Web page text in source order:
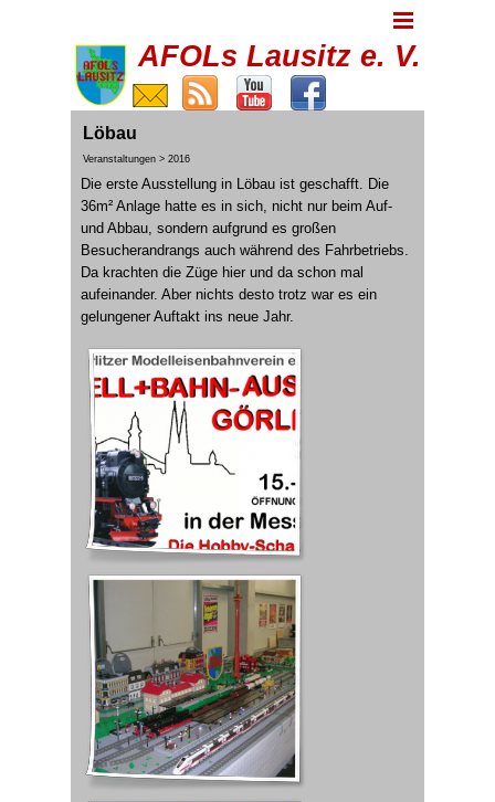
AFOLs Lausitz e. V.
Löbau
Veranstaltungen > 2016
Die erste Ausstellung in Löbau ist geschafft. Die
36m² Anlage hatte es in sich, nicht nur beim Auf-
und Abbau, sondern aufgrund es großen
Besucherandrangs auch während des Fahrbetriebs.
Da krachten die Züge hier und da schon mal
aufeinander. Aber nichts desto trotz war es ein
gelungener Auftakt ins neue Jahr.